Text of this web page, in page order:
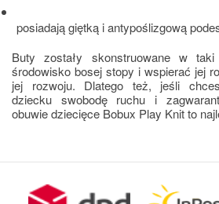
posiadają giętką i antypoślizgową
Buty zostały skonstruowane w
środowisko bosej stopy i wspierać jej
jej rozwoju. Dlatego też, jeśli
dziecku swobodę ruchu i
obuwie dziecięce Bobux Play Knit to